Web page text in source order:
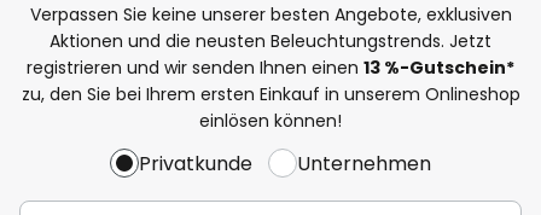
Verpassen Sie keine unserer besten Angebote, exklusiven
Aktionen und die neusten Beleuchtungstrends. Jetzt
registrieren und wir senden Ihnen einen 13 %-Gutschein*
zu, den Sie bei Ihrem ersten Einkauf in unserem Onlineshop
einlösen können!
Privatkunde Unternehmen